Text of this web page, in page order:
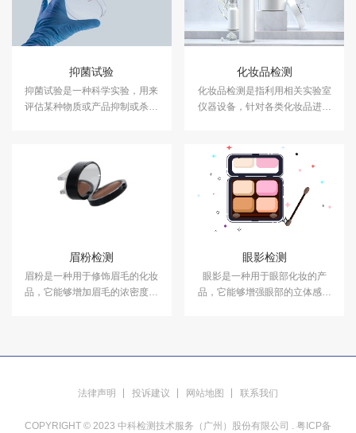
抑菌试验
抑菌试验是一种科学实验，用来
评估某种物质或产品抑制或杀灭
CNAS资质认证.
化妆品检测
化妆品检测是指利用相关实验室
仪器设备，针对各类化妆品进行
量和使用安全，保障消费者健
康。中科检测开展化妆品检测服
务，具备CMA、CNAS资质认
证。
眉粉检测
眉粉是一种用于修饰眉毛的化妆
品，它能够增加眉毛的浓密度和
眼影检测
眼影是一种用于眼部化妆的产
品，它能够增强眼部的立体感和
法律声明 投诉建议 网站地图 联系我们
COPYRIGHT © 2023 中科检测技术服务（广州）股份有限公司 . 粤ICP备